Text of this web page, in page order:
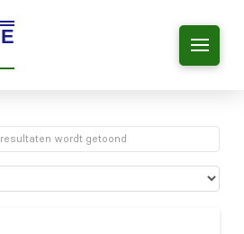
wordt getoond